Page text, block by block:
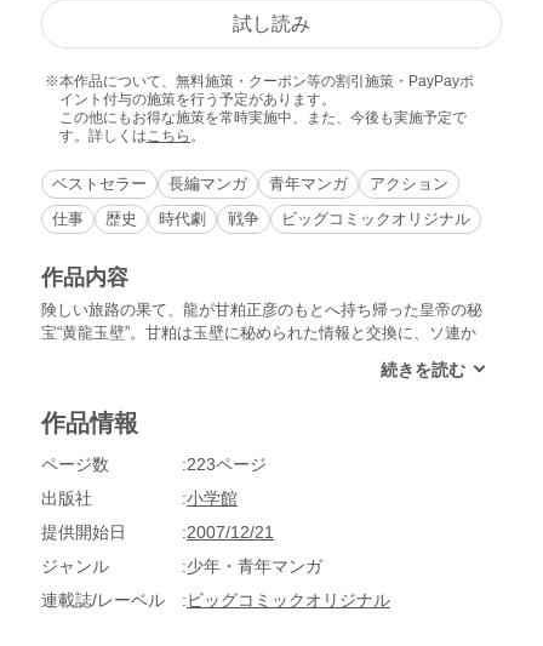
試し読み
本作品について、無料施策・クーポン等の割引施策・PayPayポ
イント付与の施策を行う予定があります。
この他にもお得な施策を常時実施中、また、今後も実施予定で
す。詳しくはこちら 。
ベストセラー 長編マンガ 青年マンガ
アクション
仕事
歴史 時代劇 戦争 ビッグコミックオリジナル
作品内容
険しい旅路の果て、龍が甘粕正彦のもとへ持ち帰った皇帝の秘
宝“黄龍玉壁”。甘粕は玉壁に秘められた情報と交換に、ソ連か
れているはずの箱の中には何も入っていなかった。空となった
作品情報
ページ数
223ページ
出版社
小学館
提供開始日
2007/12/21
ジャンル
少年・青年マンガ
連載誌/レーベル
ビッグコミックオリジナル